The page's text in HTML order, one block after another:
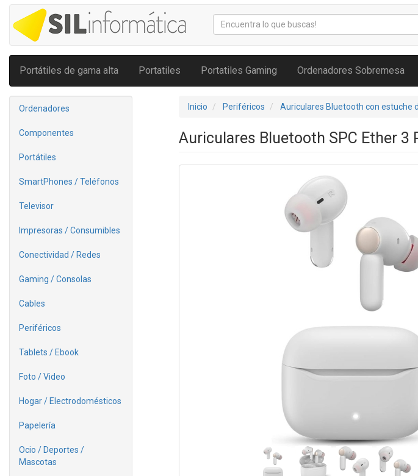
Portátiles de gama alta Portatiles Portatiles Gaming Ordenadores Sobremesa
Ordenadores
Componentes
Portátiles
SmartPhones / Teléfonos
Televisor
Impresoras / Consumibles
Conectividad / Redes
Gaming / Consolas
Cables
Periféricos
Tablets / Ebook
Foto / Video
Hogar / Electrodomésticos
Papelería
Ocio / Deportes /
Mascotas
Inicio Periféricos Auriculares Bluetooth con estuche
Auriculares Bluetooth SPC Ether